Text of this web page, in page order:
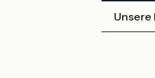
Unsere